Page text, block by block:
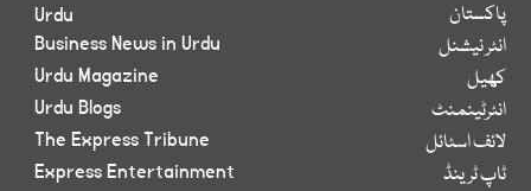
پاکستان
انٹر نیشنل
کھیل
انٹرٹینمنٹ
لائف اسٹائل
ٹاپ ٹرینڈ
Urdu
Business News in Urdu
Urdu Magazine
Urdu Blogs
The Express Tribune
Express Entertainment